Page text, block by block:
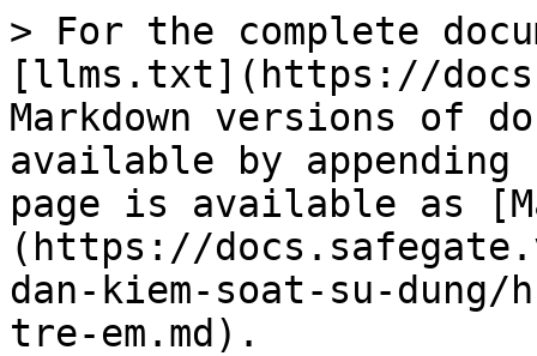
> For the complete
[llms.txt](https://
Markdown versions of
available by
page is available as
(https://
dan-kiem-soat-su-
tre-em.md).